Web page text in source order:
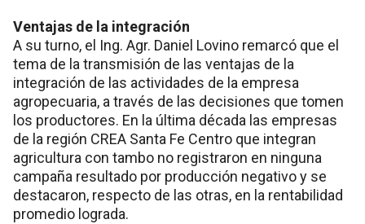
Ventajas de la integración
A su turno, el Ing. Agr. Daniel Lovino remarcó que el
tema de la transmisión de las ventajas de la
integración de las actividades de la empresa
agropecuaria, a través de las decisiones que tomen
los productores. En la última década las empresas
de la región CREA Santa Fe Centro que integran
agricultura con tambo no registraron en ninguna
campaña resultado por producción negativo y se
destacaron, respecto de las otras, en la rentabilidad
promedio lograda.